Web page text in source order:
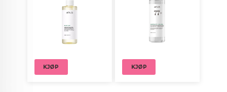
KJØP KJØP